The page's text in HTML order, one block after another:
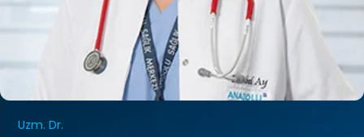
Uzm. Dr.